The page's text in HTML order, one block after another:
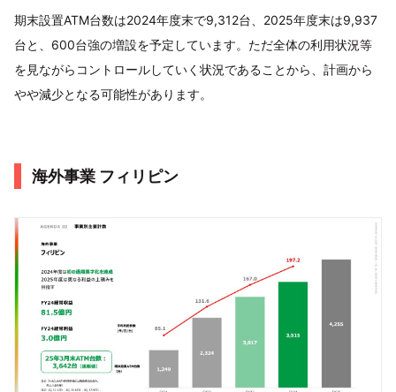
期末設置ATM台数は2024年度末で9,312台、2025年度末は9,937
台と、600台強の増設を予定しています。ただ全体の利用状況等
を見ながらコントロールしていく状況であることから、計画から
やや減少となる可能性があります。
海外事業 フィリピン